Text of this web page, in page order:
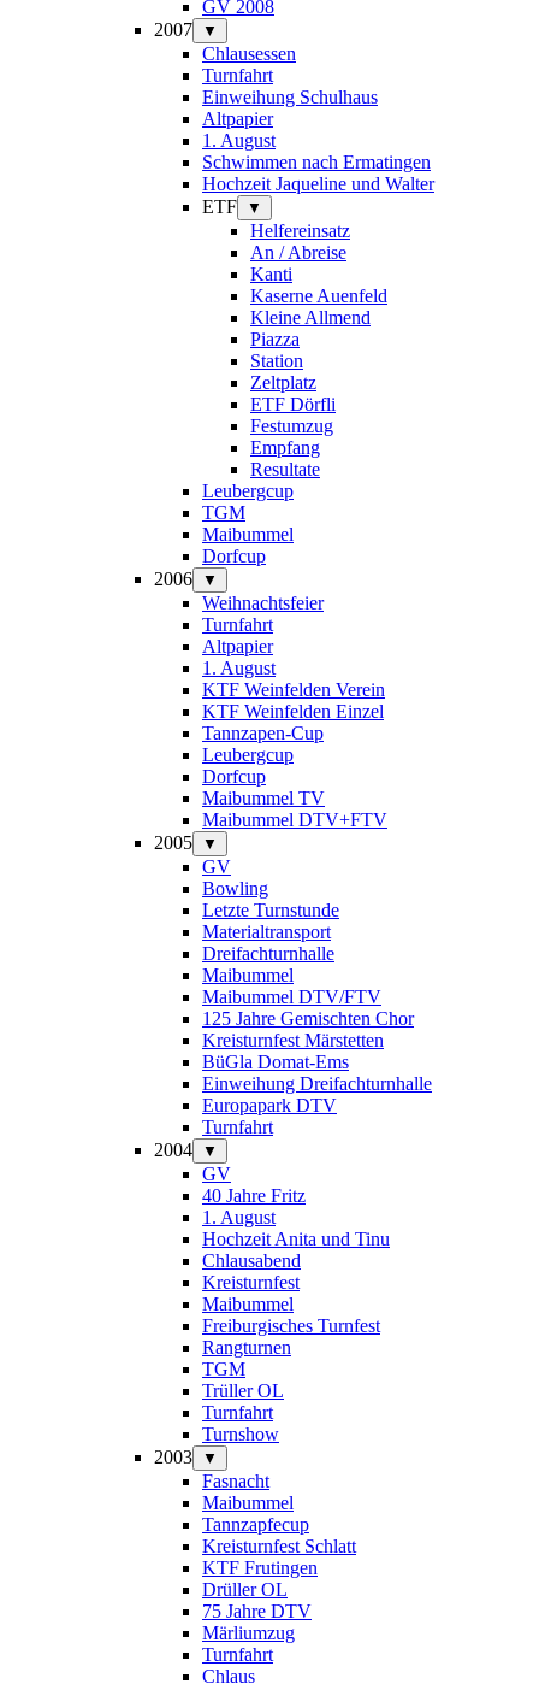
GV 2008
2007
▼
Chlausessen
Turnfahrt
Einweihung Schulhaus
Altpapier
1. August
Schwimmen nach Ermatingen
Hochzeit Jaqueline und Walter
ETF
▼
Helfereinsatz
An / Abreise
Kanti
Kaserne Auenfeld
Kleine Allmend
Piazza
Station
Zeltplatz
ETF Dörfli
Festumzug
Empfang
Resultate
Leubergcup
TGM
Maibummel
Dorfcup
2006
▼
Weihnachtsfeier
Turnfahrt
Altpapier
1. August
KTF Weinfelden Verein
KTF Weinfelden Einzel
Tannzapen-Cup
Leubergcup
Dorfcup
Maibummel TV
Maibummel DTV+FTV
2005
▼
GV
Bowling
Letzte Turnstunde
Materialtransport
Dreifachturnhalle
Maibummel
Maibummel DTV/FTV
125 Jahre Gemischten Chor
Kreisturnfest Märstetten
BüGla Domat-Ems
Einweihung Dreifachturnhalle
Europapark DTV
Turnfahrt
2004
▼
GV
40 Jahre Fritz
1. August
Hochzeit Anita und Tinu
Chlausabend
Kreisturnfest
Maibummel
Freiburgisches Turnfest
Rangturnen
TGM
Trüller OL
Turnfahrt
Turnshow
2003
▼
Fasnacht
Maibummel
Tannzapfecup
Kreisturnfest Schlatt
KTF Frutingen
Drüller OL
75 Jahre DTV
Märliumzug
Turnfahrt
Chlaus